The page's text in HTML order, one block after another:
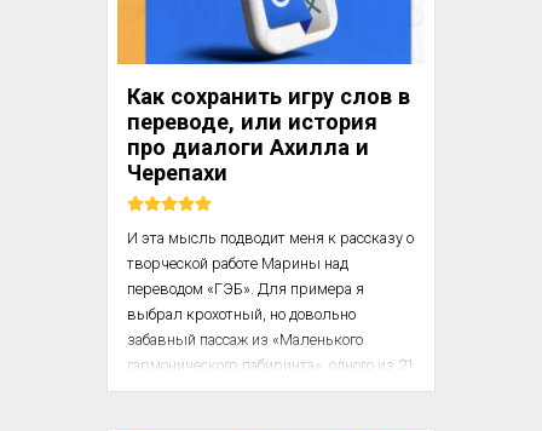
1 и 4. В первом и последнем случае
вероятность конфликта на почве языка
невысока. К первой группе относятся
Саудовская Арав...
Как сохранить игру слов в
переводе, или история
про диалоги Ахилла и
Черепахи
И эта мысль подводит меня к рассказу о
творческой работе Марины над
переводом «ГЭБ». Для примера я
выбрал крохотный, но довольно
забавный пассаж из «Маленького
гармонического лабиринта», одного из 21
Диалогов Ахилла и Черепахи. (Этими